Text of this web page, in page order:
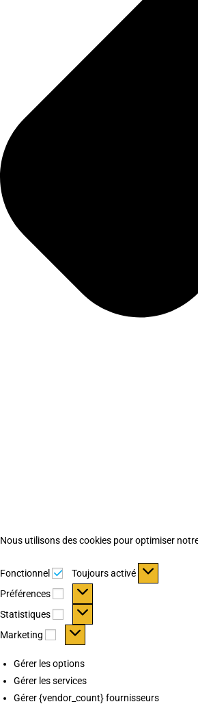
Nous utilisons des cookies pour optimiser
Fonctionnel Fonctionnel
Toujours activé
Préférences
Préférences
Statistiques Statistiques
Marketing Marketing
Gérer les options
Gérer les services
Gérer {vendor_count} fournisseurs